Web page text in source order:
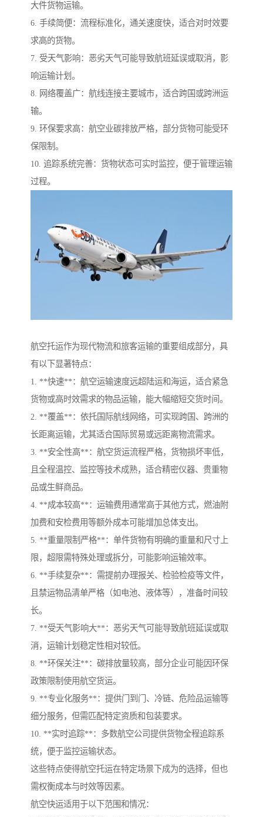
大件货物运输。
6. 手续简便：流程标准化，通关速度快，适合对时效要
求高的货物。
7. 受天气影响：恶劣天气可能导致航班延误或取消，影
响运输计划。
8. 网络覆盖广：航线连接主要城市，适合跨国或跨洲运
输。
9. 环保要求高：航空业碳排放严格，部分货物可能受环
保限制。
10. 追踪系统完善：货物状态可实时监控，便于管理运输
过程。
航空托运作为现代物流和旅客运输的重要组成部分，具
有以下显著特点：
1. **快速**：航空运输速度远超陆运和海运，适合紧急
货物或高时效需求的物品运输，能大幅缩短交货时间。
2. **覆盖**：依托国际航线网络，可实现跨国、跨洲的
长距离运输，尤其适合国际贸易或远距离物流需求。
3. **安全性高**：航空货运流程严格，货物损坏率低，
且全程温控、监控等技术成熟，适合精密仪器、贵重物
品或生鲜商品。
4. **成本较高**：运输费用通常高于其他方式，燃油附
加费和安检费用等额外成本可能增加总体支出。
5. **重量限制严格**：单件货物有明确的重量和尺寸上
限，超限需特殊处理或拆分，可能影响运输效率。
6. **手续复杂**：需提前办理报关、检验检疫等文件，
且禁运物品清单严格（如电池、液体等），准备时间较
长。
7. **受天气影响大**：恶劣天气可能导致航班延误或取
消，运输计划稳定性相对较低。
8. **环保关注**：碳排放量较高，部分企业可能因环保
政策限制使用航空货运。
9. **专业化服务**：提供门到门、冷链、危险品运输等
细分服务，但需匹配特定资质和包装要求。
10. **实时追踪**：多数航空公司提供货物全程追踪系
统，便于监控运输状态。
这些特点使得航空托运在特定场景下成为的选择，但也
需权衡成本与时效等因素。
航空快运适用于以下范围和情况：